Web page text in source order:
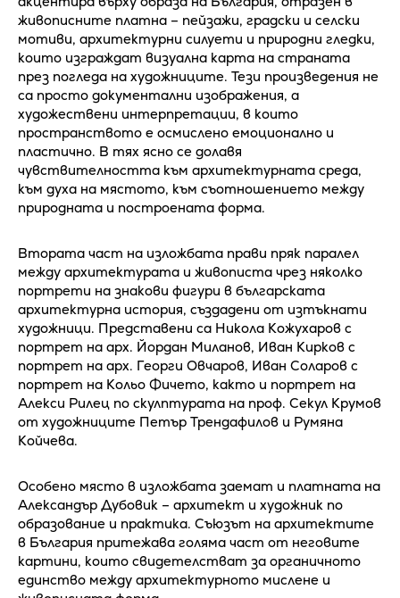
живописните платна – пейзажи, градски и селски
мотиви, архитектурни силуети и природни гледки,
които изграждат визуална карта на страната
през погледа на художниците. Тези произведения не
са просто документални изображения, а
художествени интерпретации, в които
пространството е осмислено емоционално и
пластично. В тях ясно се долавя
чувствителността към архитектурната среда,
към духа на мястото, към съотношението между
природната и построената форма.
Втората част на изложбата прави пряк паралел
между архитектурата и живописта чрез няколко
портрети на знакови фигури в българската
архитектурна история, създадени от изтъкнати
художници. Представени са Никола Кожухаров с
портрет на арх. Йордан Миланов, Иван Кирков с
портрет на арх. Георги Овчаров, Иван Соларов с
портрет на Кольо Фичето, както и портрет на
Алекси Рилец по скулптурата на проф. Секул Крумов
от художниците Петър Трендафилов и Румяна
Койчева.
Особено място в изложбата заемат и платната на
Александър Дубовик – архитект и художник по
образование и практика. Съюзът на архитектите
в България притежава голяма част от неговите
картини, които свидетелстват за органичното
единство между архитектурното мислене и